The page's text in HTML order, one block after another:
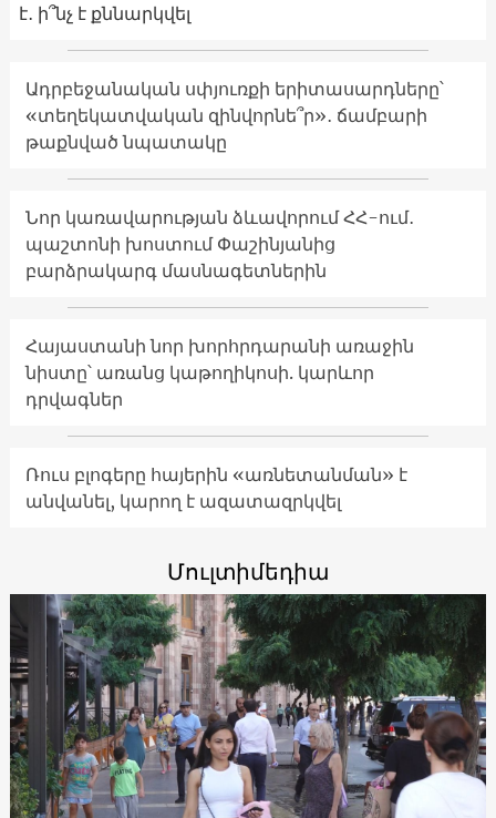
է․ ի՞նչ է քննարկվել
Ադրբեջանական սփյուռքի երիտասարդները՝
«տեղեկատվական զինվորնե՞ր»․ ճամբարի
թաքնված նպատակը
Նոր կառավարության ձևավորում ՀՀ-ում․
պաշտոնի խոստում Փաշինյանից
բարձրակարգ մասնագետներին
Հայաստանի նոր խորհրդարանի առաջին
նիստը՝ առանց կաթողիկոսի. կարևոր
դրվագներ
Ռուս բլոգերը հայերին «առնետանման» է
անվանել, կարող է ազատազրկվել
Մուլտիմեդիա